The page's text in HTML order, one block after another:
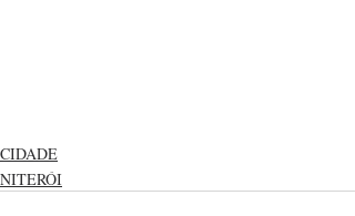
CIDADE
NITERÓI